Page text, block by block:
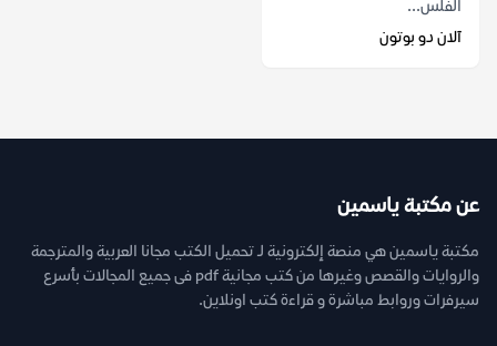
الفلس...
آلان دو بوتون
عن مكتبة ياسمين
مكتبة ياسمين هي منصة إلكترونية لـ تحميل الكتب مجانا العربية والمترجمة
والروايات والقصص وغيرها من كتب مجانية pdf فى جميع المجالات بأسرع
سيرفرات وروابط مباشرة و قراءة كتب اونلاين.